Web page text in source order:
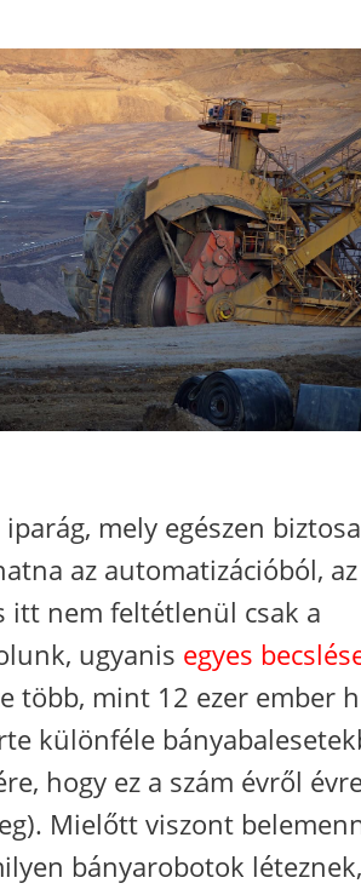
mely egészen
az automatizációból,
itt nem feltétlenül csak a
ugyanis egyes
több, mint 12 ezer ember
különféle
hogy ez a szám évről
Mielőtt viszont
bányarobotok léteznek,